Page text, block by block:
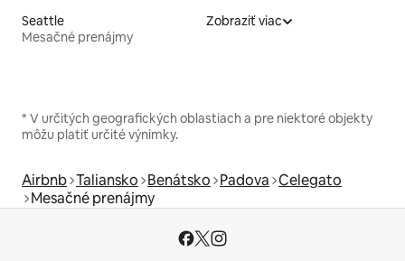
Seattle
Mesačné prenájmy
Zobraziť viac
* V určitých geografických oblastiach a pre niektoré objekty
môžu platiť určité výnimky.
Airbnb Taliansko Benátsko Padova Celegato
Mesačné prenájmy